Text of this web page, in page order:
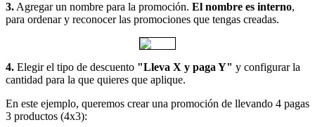
3.Agregar un nombre para la promoción. El nombre es interno,
para ordenar y reconocer las promociones que tengas creadas.
4. Elegir el tipo de descuento "Lleva X y paga Y" y configurar la
cantidad para la que quieres que aplique.
En este ejemplo, queremos crear una promoción de llevando 4 pagas
3 productos (4x3):